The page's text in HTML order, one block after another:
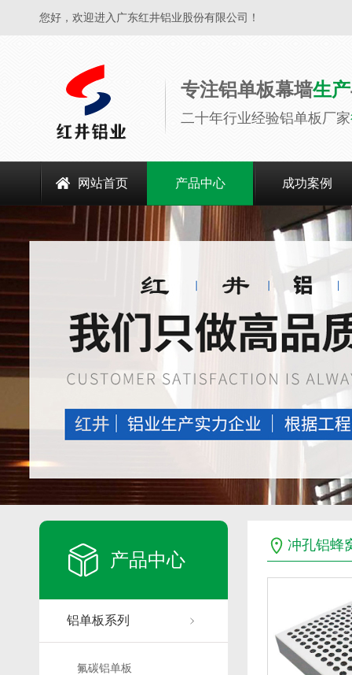
您好，欢迎进入广东红井铝业股份有限公司！
专注铝单板幕墙生产
二十年行业经验铝单板厂家
网站首页 产品中心 成功案例
产品中心
铝单板系列
氟碳铝单板
冲孔铝蜂